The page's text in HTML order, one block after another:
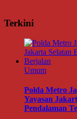
Terkini
Umum
Polda Metro
Yayasan
Pendalaman